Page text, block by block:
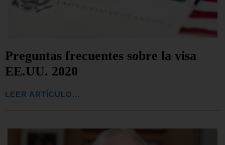
Preguntas frecuentes sobre la visa
EE.UU. 2020
LEER ARTÍCULO...